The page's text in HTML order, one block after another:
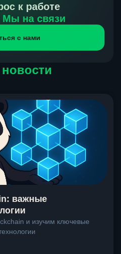
тебя, а на другой части
на сайте, является
напиши в онлайн-
к работе
Мы на связи
с нами
новости
важные
и изучим ключевые